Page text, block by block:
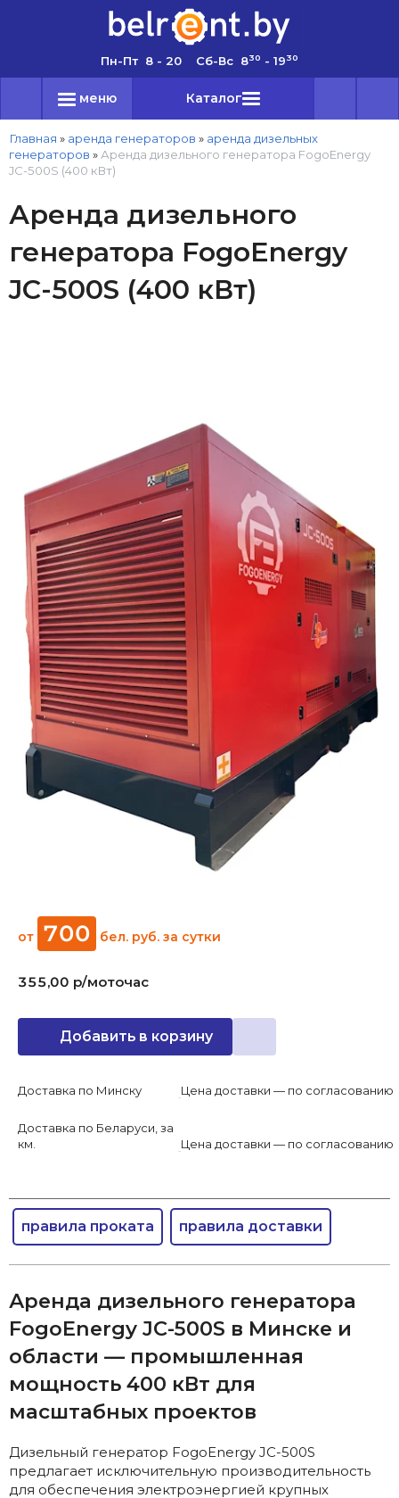
Пн-Пт 8 - 20 Сб-Вс 830 - 1930
меню Каталог
Главная » аренда генераторов » аренда дизельных
генераторов » Аренда дизельного генератора FogoEnergy
JC-500S (400 кВт)
Аренда дизельного
генератора FogoEnergy
JC-500S (400 кВт)
от 700 бел. руб. за сутки
355,00 р/моточас
Добавить в корзину
Доставка по Минску Цена доставки — по согласованию
Доставка по Беларуси, за
км.
Цена доставки — по согласованию
правила проката правила доставки
Аренда дизельного генератора
FogoEnergy JC-500S в Минске и
области — промышленная
мощность 400 кВт для
масштабных проектов
Дизельный генератор FogoEnergy JC-500S
предлагает исключительную производительность
для обеспечения электроэнергией крупных